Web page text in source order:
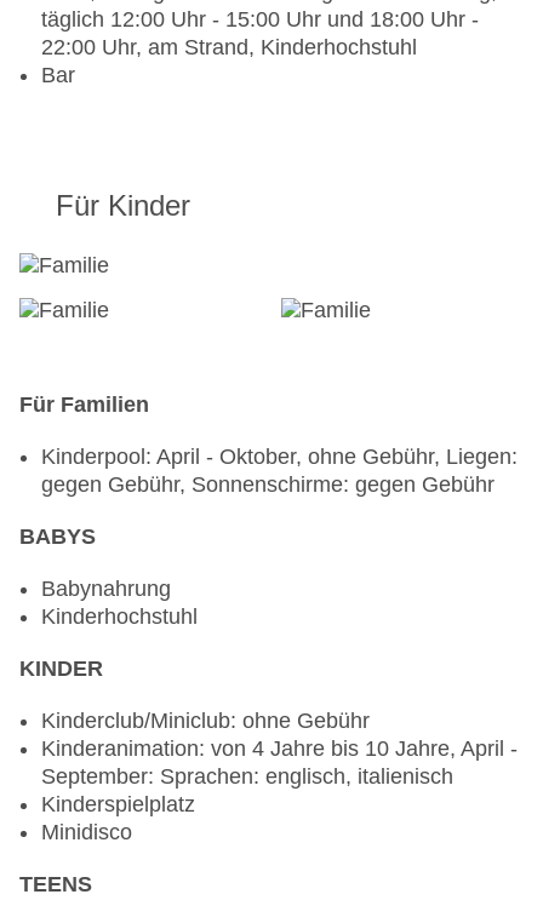
täglich 12:00 Uhr - 15:00 Uhr und 18:00 Uhr -
22:00 Uhr, am Strand, Kinderhochstuhl
Bar
Für Kinder
Für Familien
Kinderpool: April - Oktober, ohne Gebühr, Liegen:
gegen Gebühr, Sonnenschirme: gegen Gebühr
BABYS
Babynahrung
Kinderhochstuhl
KINDER
Kinderclub/Miniclub: ohne Gebühr
Kinderanimation: von 4 Jahre bis 10 Jahre, April -
September: Sprachen: englisch, italienisch
Kinderspielplatz
Minidisco
TEENS